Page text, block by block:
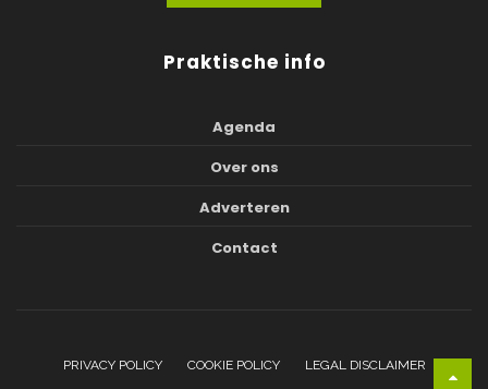
Praktische info
Agenda
Over ons
Adverteren
Contact
PRIVACY POLICY COOKIE POLICY LEGAL DISCLAIMER